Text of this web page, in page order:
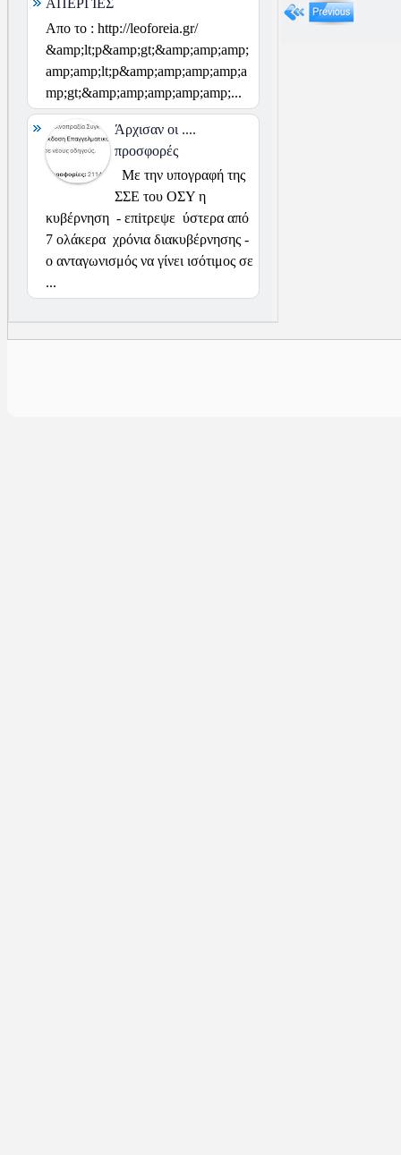
ΑΠΕΡΓΙΕΣ
Απο το : http://leoforeia.gr/
&amp;lt;p&amp;gt;&amp;amp;amp;
amp;amp;lt;p&amp;amp;amp;amp;a
mp;gt;&amp;amp;amp;amp;amp;...
Άρχισαν οι ....
προσφορές
Με την υπογραφή της
ΣΣΕ του ΟΣΥ η
κυβέρνηση - επiτρεψε ύστερα από
7 ολάκερα χρόνια διακυβέρνησης -
ο ανταγωνισμός να γίνει ισότιμος σε
...